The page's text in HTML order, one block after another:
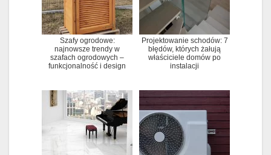
Szafy ogrodowe:
najnowsze trendy w
szafach ogrodowych –
funkcjonalność i design
Projektowanie schodów: 7
błędów, których żałują
właściciele domów po
instalacji